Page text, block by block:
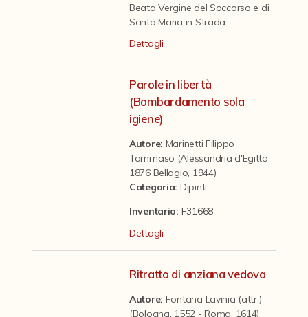
Beata Vergine del Soccorso e di
Santa Maria in Strada
Dettagli
Parole in libertà
(Bombardamento sola
igiene)
Autore: Marinetti Filippo
Tommaso (Alessandria d'Egitto,
1876 Bellagio, 1944)
Categoria: Dipinti
Inventario: F31668
Dettagli
Ritratto di anziana vedova
Autore: Fontana Lavinia (attr.)
(Bologna, 1552 - Roma, 1614)